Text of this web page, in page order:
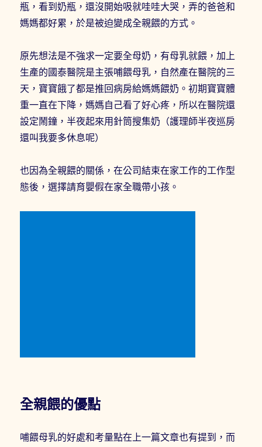
瓶，看到奶瓶，還沒開始吸就哇哇大哭，弄的爸爸和
媽媽都好累，於是被迫變成全親餵的方式。
原先想法是不強求一定要全母奶，有母乳就餵，加上
生產的國泰醫院是主張哺餵母乳，自然產在醫院的三
天，寶寶餓了都是推回病房給媽媽餵奶。初期寶寶體
重一直在下降，媽媽自己看了好心疼，所以在醫院還
設定鬧鐘，半夜起來用針筒搜集奶（護理師半夜巡房
還叫我要多休息呢）
也因為全親餵的關係，在公司結束在家工作的工作型
態後，選擇請育嬰假在家全職帶小孩。
全親餵的優點
哺餵母乳的好處和考量點在上一篇文章也有提到，而